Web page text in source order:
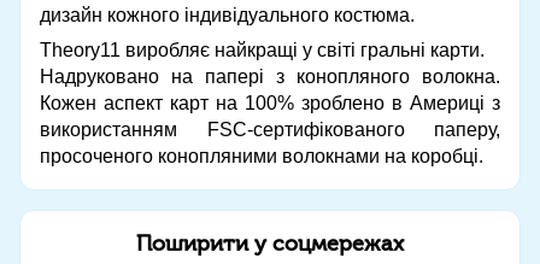
дизайн кожного індивідуального костюма.
Theory11 виробляє найкращі у світі гральні карти.
Надруковано на папері з конопляного волокна.
Кожен аспект карт на 100% зроблено в Америці з
використанням FSC-сертифікованого паперу,
просоченого конопляними волокнами на коробці.
Поширити у соцмережах